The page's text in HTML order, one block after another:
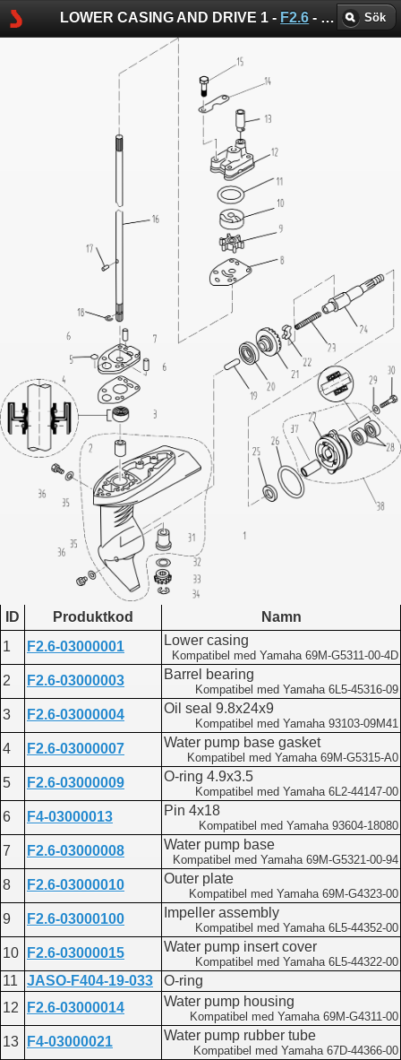
LOWER CASING AND DRIVE 1 - F2.6 - ParsunSök
ID Produktkod
Namn
1
F2.6-03000001 Lower casing
Kompatibel med Yamaha 69M-G5311-00-4D
2 F2.6-03000003 Barrel bearing
Kompatibel med Yamaha 6L5-45316-09
3 F2.6-03000004 Oil seal 9.8x24x9
Kompatibel med Yamaha 93103-09M41
4 F2.6-03000007 Water pump base gasket
Kompatibel med Yamaha 69M-G5315-A0
5 F2.6-03000009 O-ring 4.9x3.5
Kompatibel med Yamaha 6L2-44147-00
6 F4-03000013 Pin 4x18
Kompatibel med Yamaha 93604-18080
7 F2.6-03000008 Water pump base
Kompatibel med Yamaha 69M-G5321-00-94
8 F2.6-03000010 Outer plate
Kompatibel med Yamaha 69M-G4323-00
9 F2.6-03000100 Impeller assembly
Kompatibel med Yamaha 6L5-44352-00
10 F2.6-03000015 Water pump insert cover
Kompatibel med Yamaha 6L5-44322-00
11 JASO-F404-19-033
O-ring
12
F2.6-03000014 Water pump housing
Kompatibel med Yamaha 69M-G4311-00
13 F4-03000021 Water pump rubber tube
Kompatibel med Yamaha 67D-44366-00